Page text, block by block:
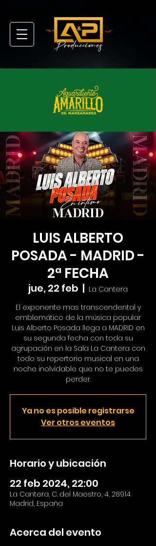
LUIS ALBERTO
POSADA - MADRID -
2ª FECHA
jue, 22 feb
  |
La Cantera
El exponente mas transcendental y
emblemático de la música popular
Luis Alberto Posada llega a MADRID en
su segunda fecha con toda su
agrupación en la Sala La Cantera con
todo su repertorio musical en una
noche inolvidable que no te puedes
perder.
Ya no es posible registrarse
Ver otros eventos
Horario y ubicación
22 feb 2024, 22:00
La Cantera, C. del Maestro, 4, 28914
Madrid, España
Acerca del evento